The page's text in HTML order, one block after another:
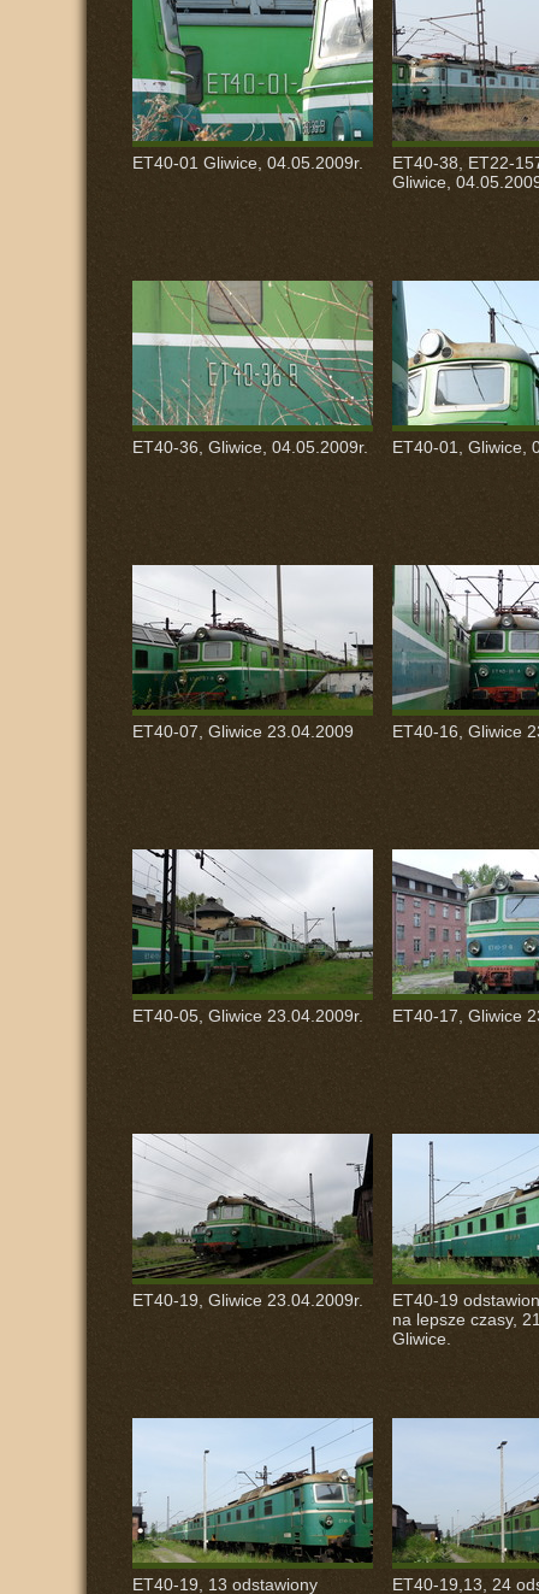
ET40-01 Gliwice, 04.05.2009r.
ET40-38, ET22-
Gliwice,
ET40-36, Gliwice, 04.05.2009r. ET40-01, Gliwice,
ET40-07, Gliwice 23.04.2009 ET40-16, Gliwice
ET40-05, Gliwice 23.04.2009r. ET40-17, Gliwice
ET40-19, Gliwice 23.04.2009r.
ET40-19
na lepsze czasy,
Gliwice.
ET40-19, 13 odstawiony ET40-19,13, 24